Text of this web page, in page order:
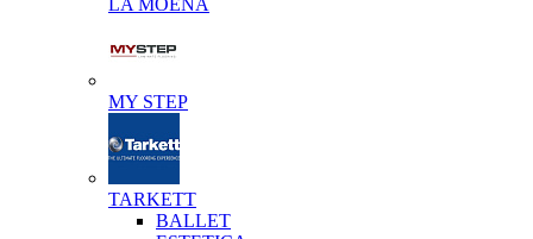
LA MOENA
MY STEP
TARKETT
BALLET